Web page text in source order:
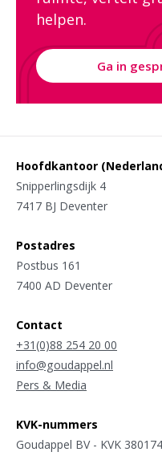
helpen.
Ga in
Hoofdkantoor
Snipperlingsdijk 4
7417 BJ Deventer
Postadres
Postbus 161
7400 AD Deventer
Contact
+31(0)88 254 20 00
info@goudappel.nl
Pers & Media
KVK-nummers
Goudappel BV - KVK